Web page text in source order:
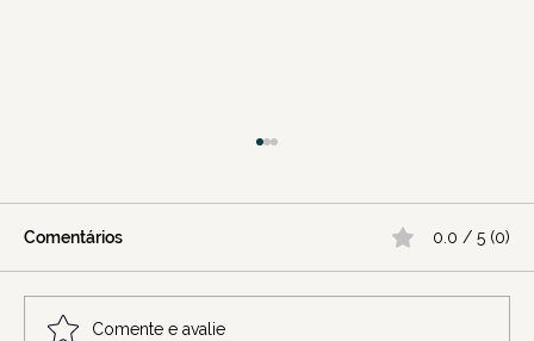
Comentários 0.0 / 5 (0)
Comente e avalie